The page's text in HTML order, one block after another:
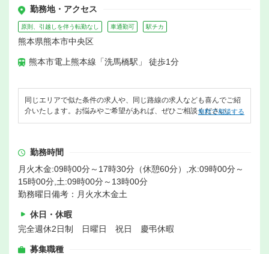
勤務地・アクセス
原則、引越しを伴う転勤なし 車通勤可 駅チカ
熊本県熊本市中央区
熊本市電上熊本線「洗馬橋駅」 徒歩1分
同じエリアで似た条件の求人や、同じ路線の求人なども喜んでご紹
介いたします。お悩みやご希望があれば、ぜひご相談ください。
無料で相談する
勤務時間
月火木金:09時00分～17時30分（休憩60分）,水:09時00分～
15時00分,土:09時00分～13時00分
勤務曜日備考：月火水木金土
休日・休暇
完全週休2日制 日曜日 祝日 慶弔休暇
募集職種